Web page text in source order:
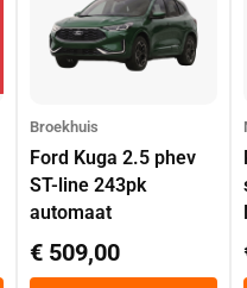
Broekhuis
Ford Kuga 2.5 phev
ST-line 243pk
automaat
€ 509,00